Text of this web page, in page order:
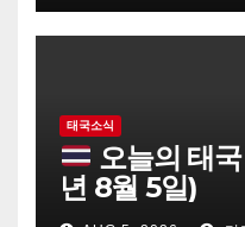
태국소식
오늘의 태
년 8월 5일)